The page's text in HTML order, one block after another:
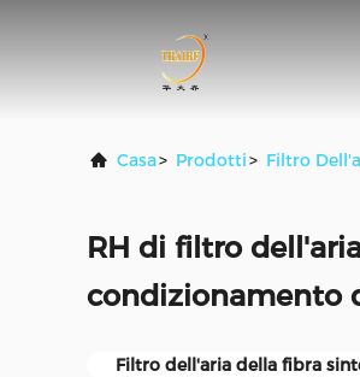
Casa> Prodotti> Filtro
RH di filtro
condizionamento
Filtro dell'aria della fibra